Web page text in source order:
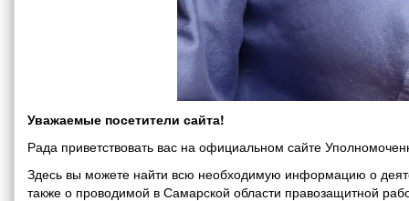
Уважаемые посетители сайта!
Рада приветствовать вас на официальном сайте
Здесь вы можете найти всю необходимую информацию о
также о проводимой в Самарской области правозащитной